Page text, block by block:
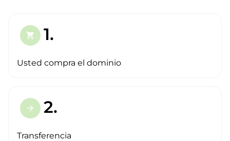
shopping_cart 1.
Usted compra el dominio
arrow_forward 2.
Transferencia